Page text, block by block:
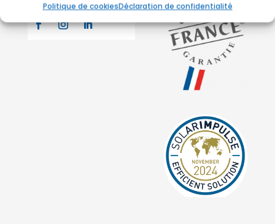
Politique de cookiesDéclaration de confidentialité